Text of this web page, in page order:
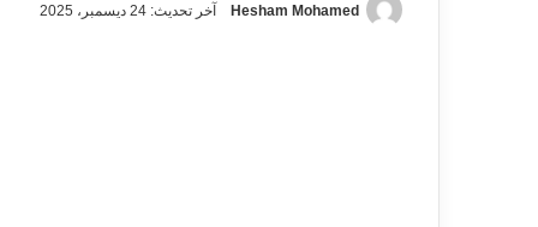
Hesham Mohamed آخر تحديث: 24 ديسمبر، 2025